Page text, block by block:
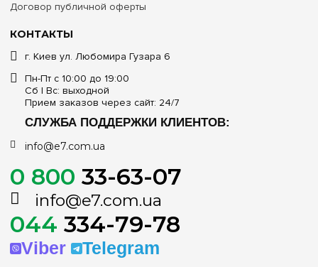
КОНТАКТЫ
г. Киев ул. Любомира Гузара 6
Пн-Пт с 10:00 до 19:00
Сб | Вс: выходной
Прием заказов через сайт: 24/7
СЛУЖБА ПОДДЕРЖКИ КЛИЕНТОВ:
info@e7.com.ua
0 800 33-63-07
info@e7.com.ua
044 334-79-78
Viber Telegram
Договор публичной оферты